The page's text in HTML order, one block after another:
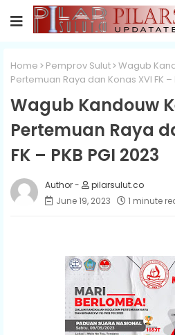
Home Pemprov Sulut Wagub
Pertemuan Raya dan Konas XVI FK –
Wagub Kandouw
Pertemuan Raya
FK – PKB PGI 2023
pilarsulut.co
June 19, 2023
1 minute